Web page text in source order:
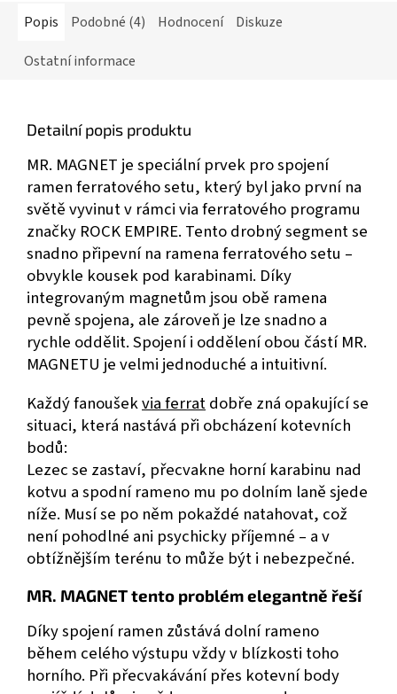
Popis Podobné (4) Hodnocení
Diskuze
Ostatní informace
Detailní popis produktu
MR. MAGNET je speciální prvek pro spojení
ramen ferratového setu, který byl jako první na
světě vyvinut v rámci via ferratového programu
značky ROCK EMPIRE. Tento drobný segment se
snadno připevní na ramena ferratového setu –
obvykle kousek pod karabinami. Díky
integrovaným magnetům jsou obě ramena
pevně spojena, ale zároveň je lze snadno a
rychle oddělit. Spojení i oddělení obou částí MR.
MAGNETU je velmi jednoduché a intuitivní.
Každý fanoušekvia ferratdobře zná opakující se
situaci, která nastává při obcházení kotevních
bodů:
Lezec se zastaví, přecvakne horní karabinu nad
kotvu a spodní rameno mu po dolním laně sjede
níže. Musí se po něm pokaždé natahovat, což
není pohodlné ani psychicky příjemné – a v
obtížnějším terénu to může být i nebezpečné.
MR. MAGNET tento problém elegantně řeší
Díky spojení ramen zůstává dolní rameno
během celého výstupu vždy v blízkosti toho
horního. Při přecvakávání přes kotevní body